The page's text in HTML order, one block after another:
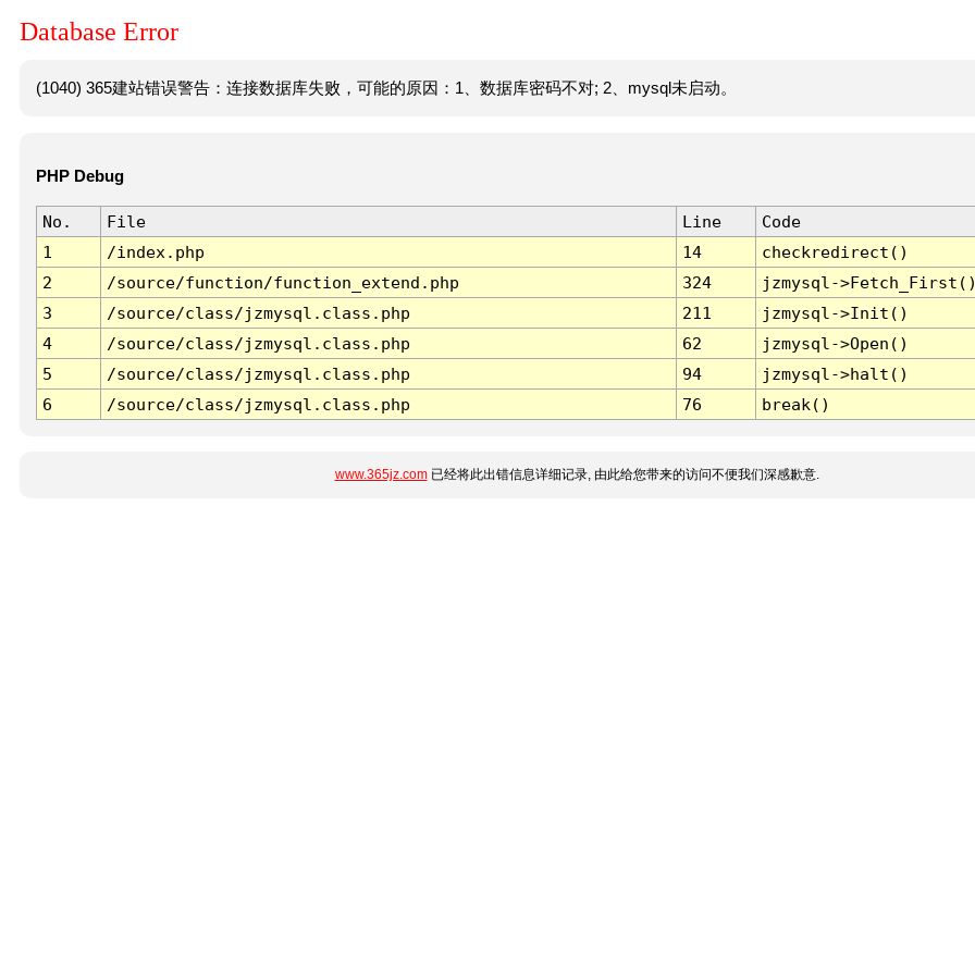
Database Error
(1040) 365建站错误警告：连接数据库失败，可能的原因：1、数据库密码不对; 2、mysql未启动。
PHP Debug
No. File Line
Code
1
/index.php 14
checkredirect()
2
/source/function/function_extend.php 324
jzmysql-
3
/source/class/jzmysql.class.php 211
jzmysql->Init()
4
/source/class/jzmysql.class.php 62
jzmysql->Open()
5
/source/class/jzmysql.class.php 94
jzmysql->halt()
6
/source/class/jzmysql.class.php 76 break()
www.365jz.com已经将此出错信息详细记录, 由此给您带来的访问不便我们深感歉意.